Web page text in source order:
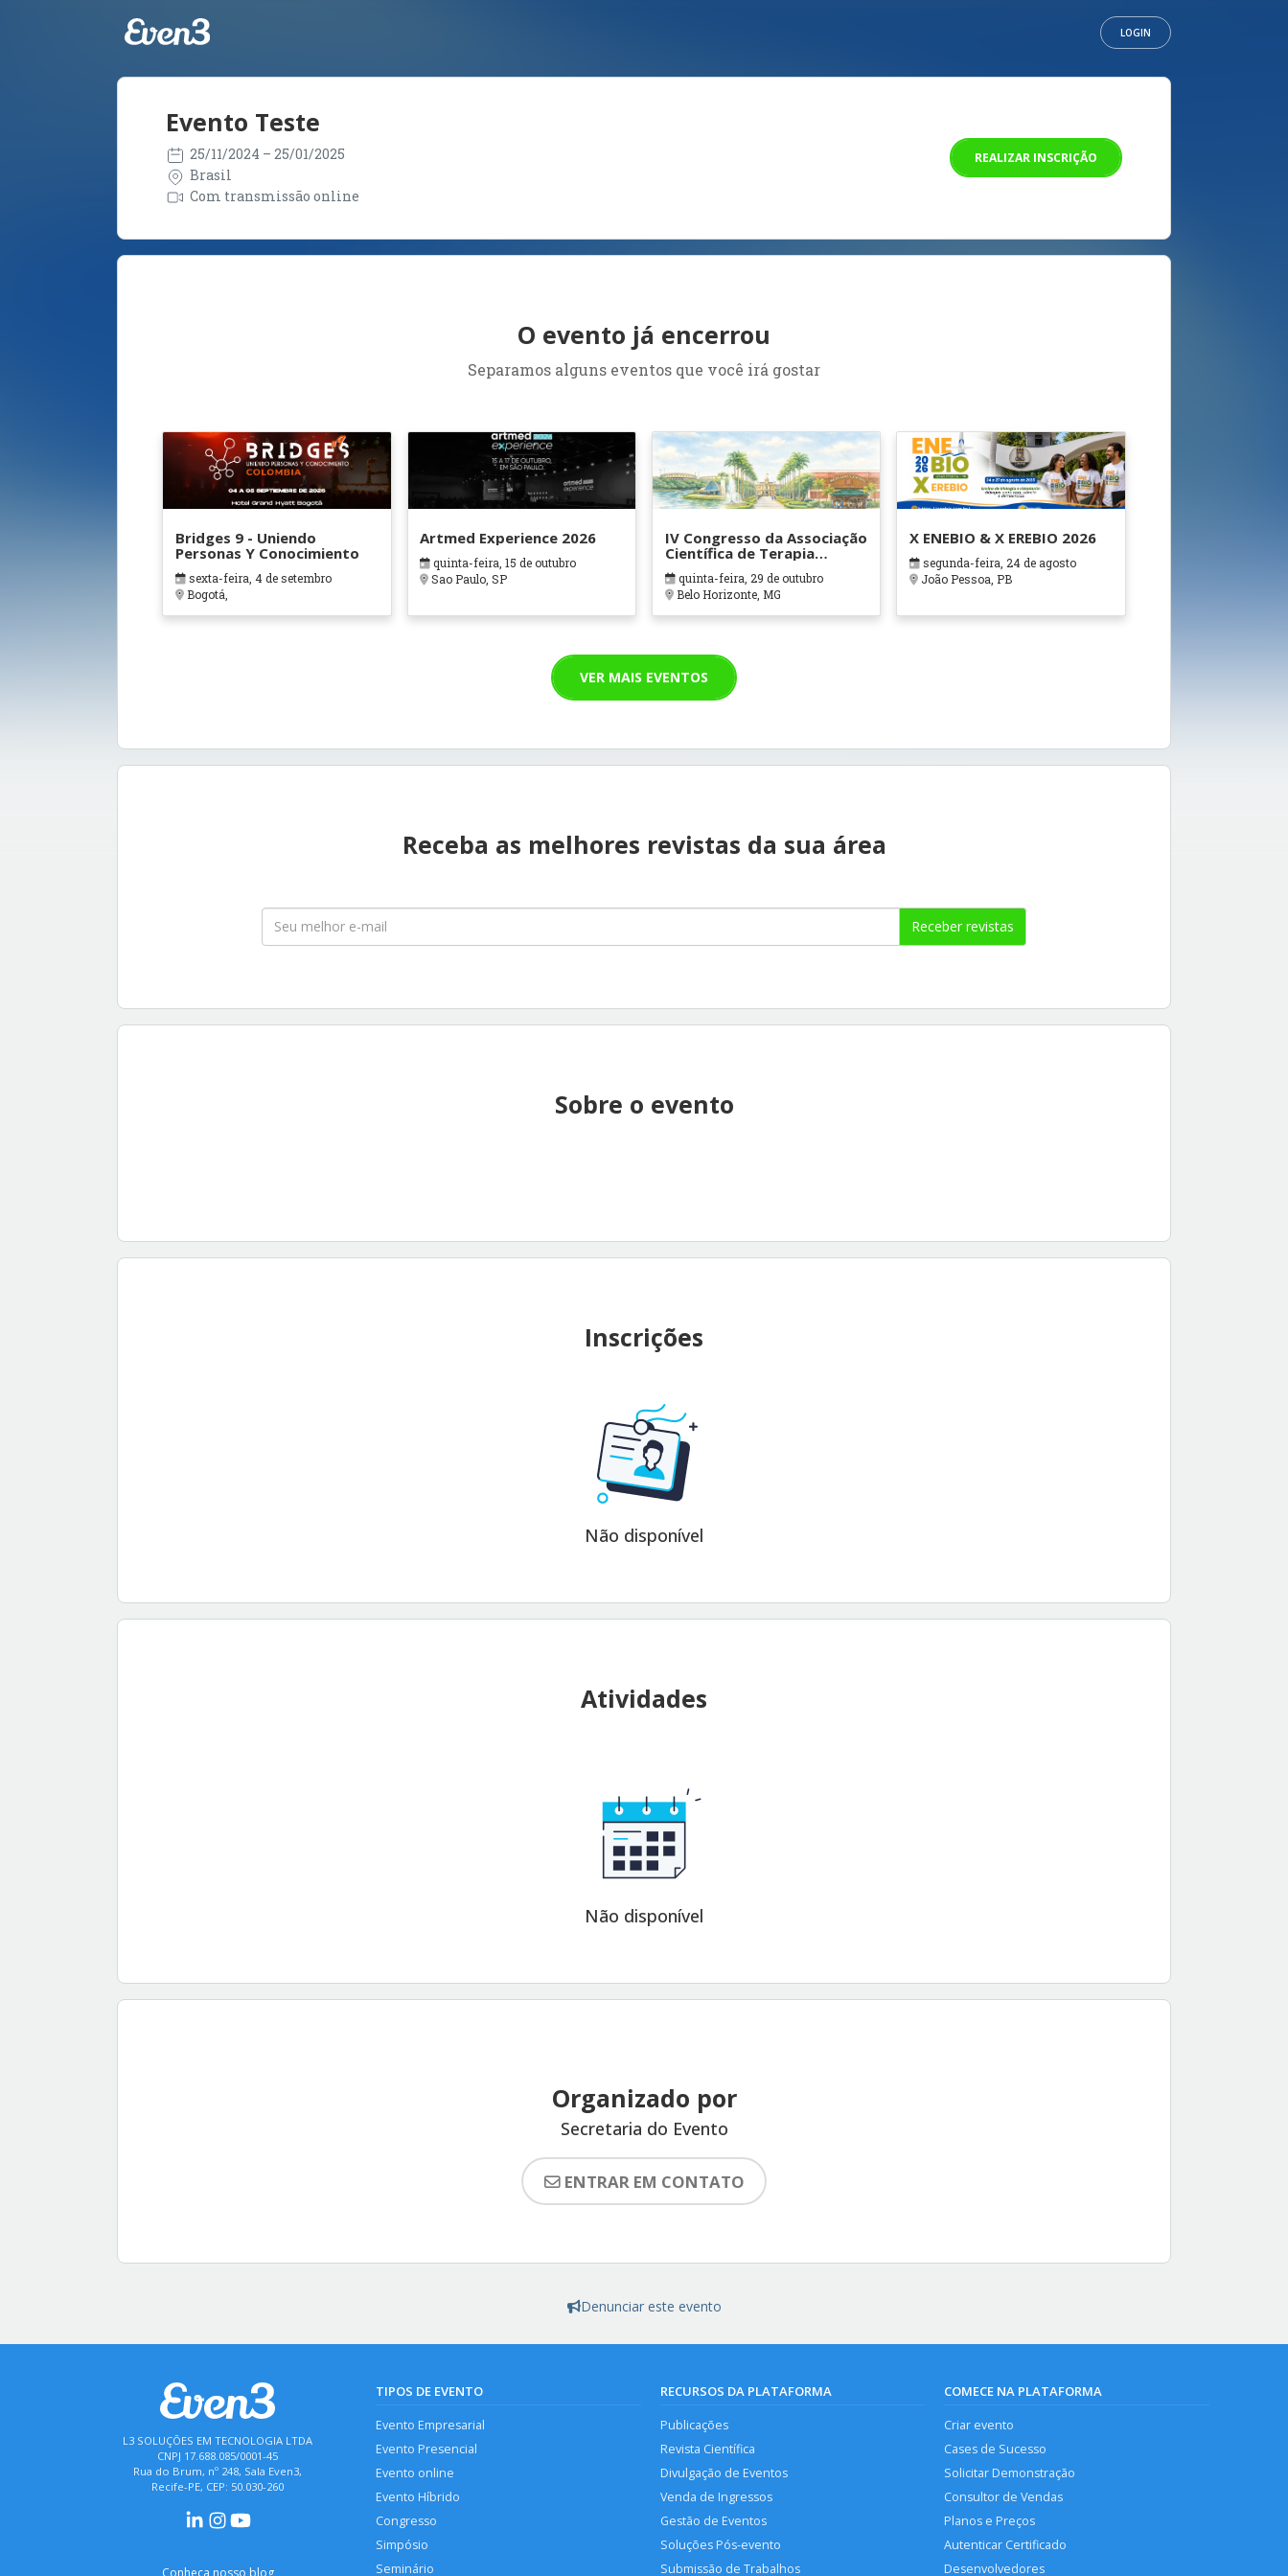
LOGIN
Evento Teste
25/11/2024 – 25/01/2025
Brasil
Com transmissão online
REALIZAR INSCRIÇÃO
O evento já encerrou
Separamos alguns eventos que você irá gostar
Bridges 9 - Uniendo
Personas Y Conocimiento
sexta-feira, 4 de setembro
Bogotá,
Artmed Experience 2026
quinta-feira, 15 de outubro
Sao Paulo, SP
IV Congresso da Associação
Científica de Terapia
Ocupacional em Contextos
Hospitalares e Cuidados
Paliativos - ATOHOSP
quinta-feira, 29 de outubro
Belo Horizonte, MG
X ENEBIO & X EREBIO 2026
segunda-feira, 24 de agosto
João Pessoa, PB
VER MAIS EVENTOS
Receba as melhores revistas da sua área
Receber revistas
Sobre o evento
Inscrições
Não disponível
Atividades
Não disponível
Organizado por
Secretaria do Evento
ENTRAR EM CONTATO
Denunciar este evento
L3 SOLUÇÕES EM TECNOLOGIA LTDA
CNPJ 17.688.085/0001-45
Rua do Brum, nº 248, Sala Even3,
Recife-PE, CEP: 50.030-260
TIPOS DE EVENTO
Evento Empresarial
Evento Presencial
Evento online
Evento Híbrido
Congresso
Simpósio
Seminário
RECURSOS DA PLATAFORMA
Publicações
Revista Científica
Divulgação de Eventos
Venda de Ingressos
Gestão de Eventos
Soluções Pós-evento
Submissão de Trabalhos
COMECE NA PLATAFORMA
Criar evento
Cases de Sucesso
Solicitar Demonstração
Consultor de Vendas
Planos e Preços
Autenticar Certificado
Desenvolvedores